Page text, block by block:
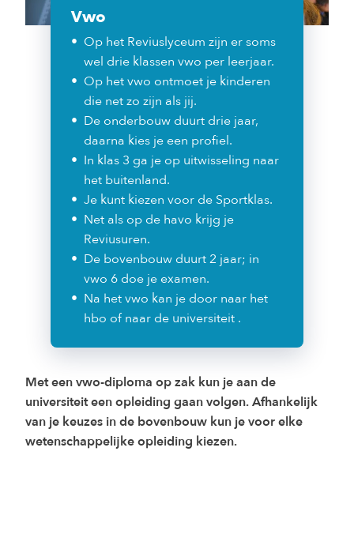
Vwo
Op het Reviuslyceum zijn er soms
wel drie klassen vwo per leerjaar.
Op het vwo ontmoet je kinderen
die net zo zijn als jij.
De onderbouw duurt drie jaar,
daarna kies je een profiel.
In klas 3 ga je op uitwisseling naar
het buitenland.
Je kunt kiezen voor de Sportklas.
Net als op de havo krijg je
Reviusuren.
De bovenbouw duurt 2 jaar; in
vwo 6 doe je examen.
Na het vwo kan je door naar het
hbo of naar de universiteit .
Met een vwo-diploma op zak kun je aan de
universiteit een opleiding gaan volgen. Afhankelijk
van je keuzes in de bovenbouw kun je voor elke
wetenschappelijke opleiding kiezen.